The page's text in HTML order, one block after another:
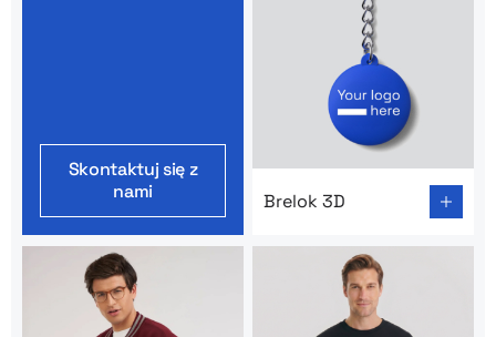
Skontaktuj się z
nami
Brelok 3D